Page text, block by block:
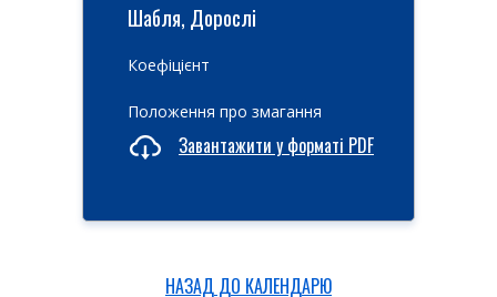
Шабля, Дорослі
Коефіцієнт
Положення про змагання
Завантажити у форматі PDF
НАЗАД ДО КАЛЕНДАРЮ